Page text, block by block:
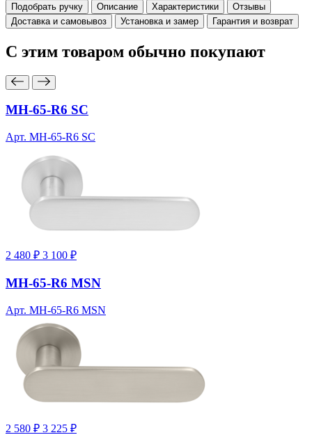
Подобрать ручку Описание Характеристики
Отзывы
Доставка и самовывоз
Установка и замер Гарантия и возврат
С этим товаром обычно покупают
MH-65-R6 SC
Арт. MH-65-R6 SC
2 480 ₽ 3 100 ₽
MH-65-R6 MSN
Арт. MH-65-R6 MSN
2 580 ₽ 3 225 ₽